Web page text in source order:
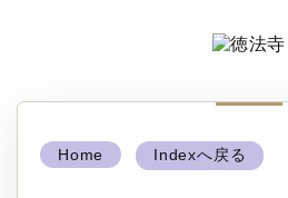
Home Indexへ戻る